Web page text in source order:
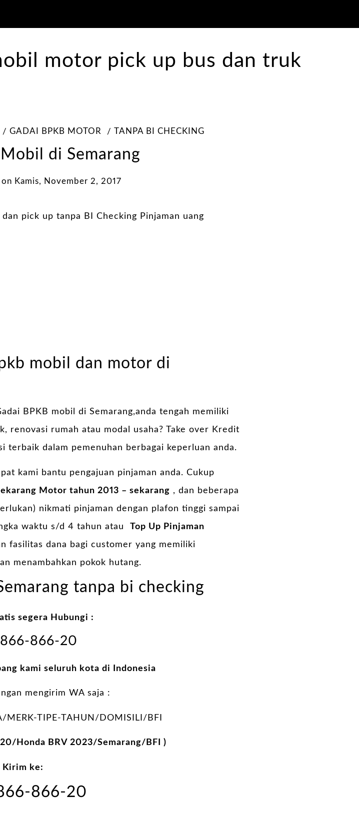
GADAI BPKB MOTOR TANPA BI CHECKING
di Semarang
on Kamis, November 2, 2017
mobil dan motor di
BPKB mobil di Semarang,anda tengah memiliki
renovasi rumah atau modal usaha? Take over Kredit
terbaik dalam pemenuhan berbagai keperluan anda.
kami bantu pengajuan pinjaman anda. Cukup
Motor tahun 2013 – sekarang , dan beberapa
nikmati pinjaman dengan plafon tinggi sampai
waktu s/d 4 tahun atau Top Up Pinjaman
fasilitas dana bagi customer yang memiliki
menambahkan pokok hutang.
tanpa bi checking
segera Hubungi :
866-20
kami seluruh kota di Indonesia
mengirim WA saja :
TIPE-TAHUN/DOMISILI/BFI
Honda BRV 2023/Semarang/BFI )
Kirim ke:
866-20